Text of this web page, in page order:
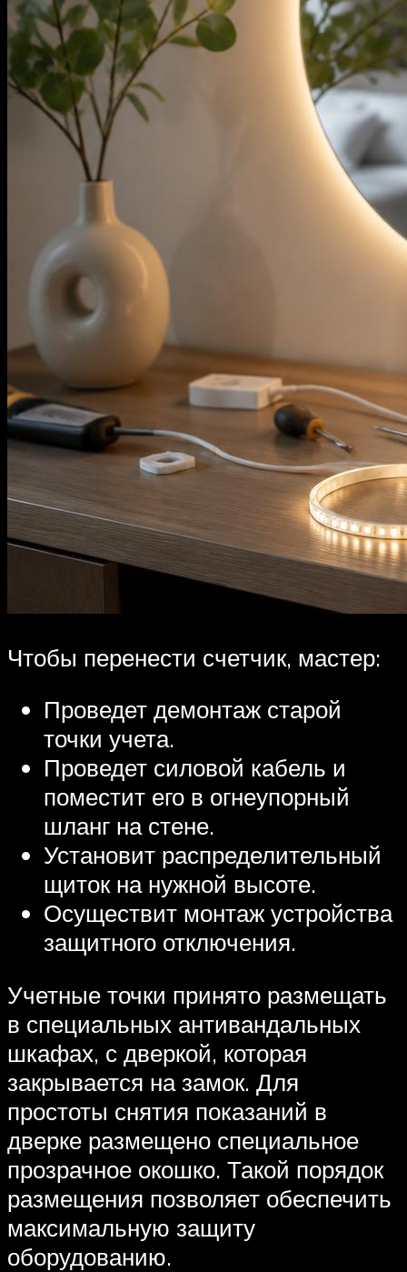
Чтобы перенести счетчик, мастер:
Проведет демонтаж старой
точки учета.
Проведет силовой кабель и
поместит его в огнеупорный
шланг на стене.
Установит распределительный
щиток на нужной высоте.
Осуществит монтаж устройства
защитного отключения.
Учетные точки принято размещать
в специальных антивандальных
шкафах, с дверкой, которая
закрывается на замок. Для
простоты снятия показаний в
дверке размещено специальное
прозрачное окошко. Такой порядок
размещения позволяет обеспечить
максимальную защиту
оборудованию.